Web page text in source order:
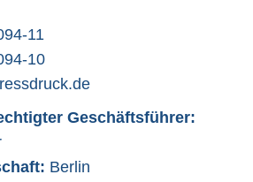
11
10
Geschäftsführer:
Berlin